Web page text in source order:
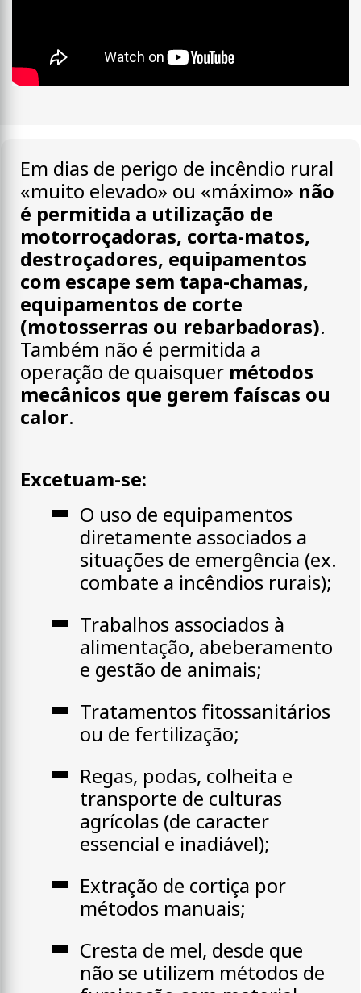
Em dias de perigo de incêndio rural
«muito elevado» ou «máximo» não
é permitida a utilização de
motorroçadoras, corta-matos,
destroçadores, equipamentos
com escape sem tapa-chamas,
equipamentos de corte
(motosserras ou rebarbadoras).
Também não é permitida a
operação de quaisquer métodos
mecânicos que gerem faíscas ou
calor.
Excetuam-se:
O uso de equipamentos
diretamente associados a
situações de emergência (ex.
combate a incêndios rurais);
Trabalhos associados à
alimentação, abeberamento
e gestão de animais;
Tratamentos fitossanitários
ou de fertilização;
Regas, podas, colheita e
transporte de culturas
agrícolas (de caracter
essencial e inadiável);
Extração de cortiça por
métodos manuais;
Cresta de mel, desde que
não se utilizem métodos de